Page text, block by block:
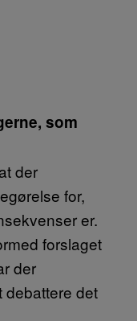
som
der
for,
er.
forslaget
der
det